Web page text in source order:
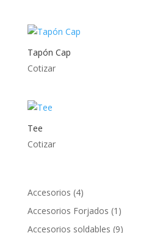
Tapón Cap
Cotizar
Tee
Cotizar
Accesorios 44
productos
Accesorios Forjados 1 1
producto
Accesorios soldables 99